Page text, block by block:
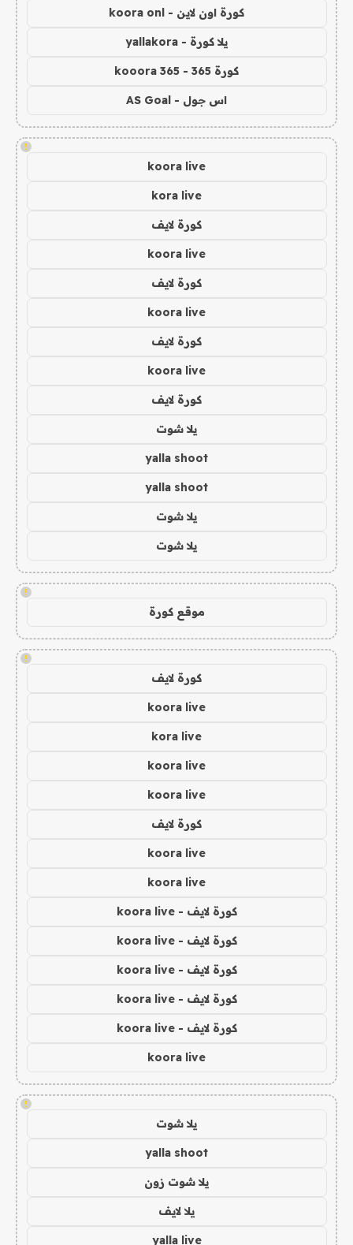
كورة اون لاين - koora onl
يلا كورة - yallakora
كورة 365 - kooora 365
اس جول - AS Goal
!
koora live
kora live
كورة لايف
koora live
كورة لايف
koora live
كورة لايف
koora live
كورة لايف
يلا شوت
yalla shoot
yalla shoot
يلا شوت
يلا شوت
!
موقع كورة
!
كورة لايف
koora live
kora live
koora live
koora live
كورة لايف
koora live
koora live
كورة لايف - koora live
كورة لايف - koora live
كورة لايف - koora live
كورة لايف - koora live
كورة لايف - koora live
koora live
!
يلا شوت
yalla shoot
يلا شوت زون
يلا لايف
yalla live